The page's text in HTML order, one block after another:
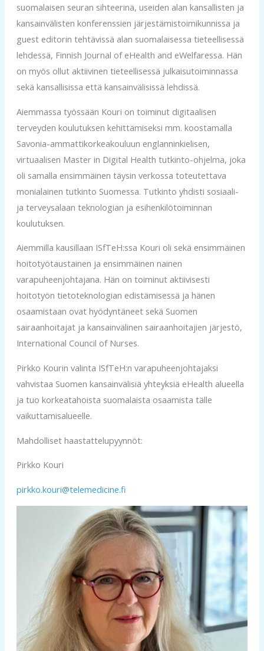
suomalaisen seuran sihteerinä, useiden alan kansallisten ja
kansainvälisten konferenssien järjestämistoimikunnissa ja
guest editorin tehtävissä alan suomalaisessa tieteellisessä
lehdessä, Finnish Journal of eHealth and eWelfaressa. Hän
on myös ollut aktiivinen tieteellisessä julkaisutoiminnassa
sekä kansallisissa että kansainvälisissä lehdissä.
Aiemmassa työssään Kouri on toiminut digitaalisen
terveyden koulutuksen kehittämiseksi mm. koostamalla
Savonia-ammattikorkeakouluun englanninkielisen,
virtuaalisen Master in Digital Health tutkinto-ohjelma, joka
oli samalla ensimmäinen täysin verkossa toteutettava
monialainen tutkinto Suomessa. Tutkinto yhdisti sosiaali-
ja terveysalaan teknologian ja esihenkilötoiminnan
koulutuksen.
Aiemmilla kausillaan ISfTeH:ssa Kouri oli sekä ensimmäinen
hoitotyötaustainen ja ensimmäinen nainen
varapuheenjohtajana. Hän on toiminut aktiivisesti
hoitotyön tietoteknologian edistämisessä ja hänen
osaamistaan ovat hyödyntäneet sekä Suomen
sairaanhoitajat ja kansainvälinen sairaanhoitajien järjestö,
International Council of Nurses.
Pirkko Kourin valinta ISfTeH:n varapuheenjohtajaksi
vahvistaa Suomen kansainvälisiä yhteyksiä eHealth alueella
ja tuo korkeatahoista suomalaista osaamista tälle
vaikuttamisalueelle.
Mahdolliset haastattelupyynnöt:
Pirkko Kouri
pirkko.kouri@telemedicine.fi